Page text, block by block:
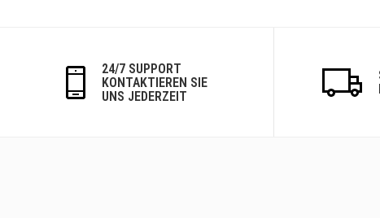
24/7 SUPPORT
KONTAKTIEREN SIE
UNS JEDERZEIT